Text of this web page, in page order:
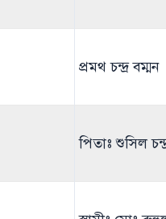
প্রমথ চন্দ্র বম্মন
পিতাঃ শুসিল